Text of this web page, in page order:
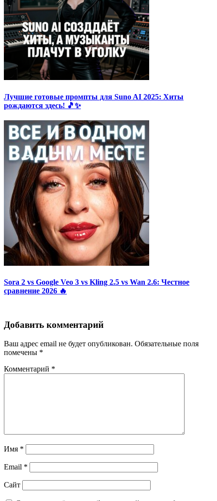
Лучшие готовые промпты для Suno AI 2025: Хиты
рождаются здесь! 🎵✨
Sora 2 vs Google Veo 3 vs Kling 2.5 vs Wan 2.6: Честное
сравнение 2026 🔥
Добавить комментарий
Ваш адрес email не будет опубликован. Обязательные поля
помечены *
Комментарий *
Имя *
Email *
Сайт